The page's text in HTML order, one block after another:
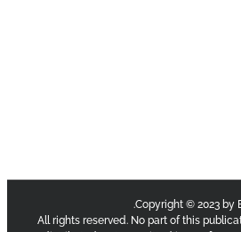
Copyright ©
All rights reserved. No part of